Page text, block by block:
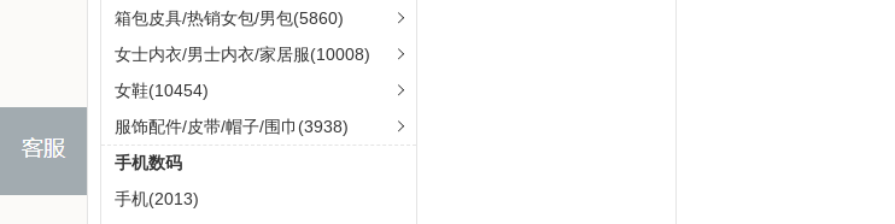
箱包皮具/热销女包/男包(5860)
女士内衣/男士内衣/家居服(10008)
女鞋(10454)
服饰配件/皮带/帽子/围巾(3938)
手机数码
手机(2013)